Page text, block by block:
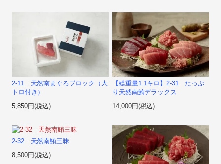
2-11 天然南まぐろブロック（大
トロ付き）
5,850円(税込)
【総重量1.1キロ】2-31 たっぷ
り天然南鮪デラックス
14,000円(税込)
2-32 天然南鮪三昧
8,500円(税込)